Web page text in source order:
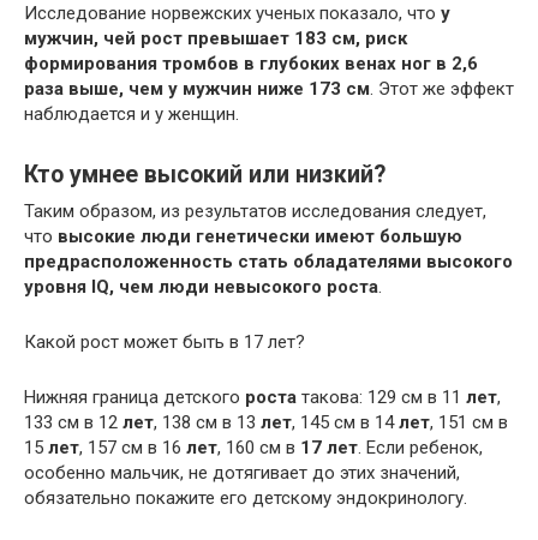
Исследование норвежских ученых показало, что у
мужчин, чей рост превышает 183 см, риск
формирования тромбов в глубоких венах ног в 2,6
раза выше, чем у мужчин ниже 173 см. Этот же эффект
наблюдается и у женщин.
Кто умнее высокий или низкий?
Таким образом, из результатов исследования следует,
что высокие люди генетически имеют большую
предрасположенность стать обладателями высокого
уровня IQ, чем люди невысокого роста.
Какой рост может быть в 17 лет?
Нижняя граница детского роста такова: 129 см в 11 лет,
133 см в 12 лет, 138 см в 13 лет, 145 см в 14лет, 151 см в
15 лет, 157 см в 16 лет, 160 см в 17 лет. Если ребенок,
особенно мальчик, не дотягивает до этих значений,
обязательно покажите его детскому эндокринологу.